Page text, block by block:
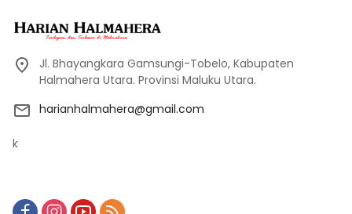
Jl. Bhayangkara Gamsungi-Tobelo, Kabupaten
Halmahera Utara. Provinsi Maluku Utara.
harianhalmahera@gmail.com
k